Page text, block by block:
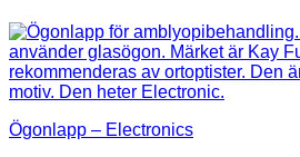
Ögonlapp – Electronics